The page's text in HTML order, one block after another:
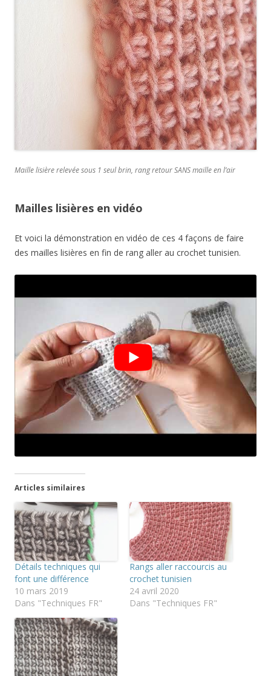
Maille lisière relevée sous 1 seul brin, rang retour SANS maille en l’air
Mailles lisières en vidéo
Et voici la démonstration en vidéo de ces 4 façons de faire
des mailles lisières en fin de rang aller au crochet tunisien.
Articles similaires
Détails techniques qui
font une différence
10 mars 2019
Dans "Techniques FR"
Rangs aller raccourcis au
crochet tunisien
24 avril 2020
Dans "Techniques FR"